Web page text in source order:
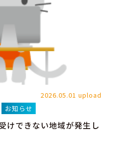
2026.05.01 upload
お知らせ
けできない地域が発生し